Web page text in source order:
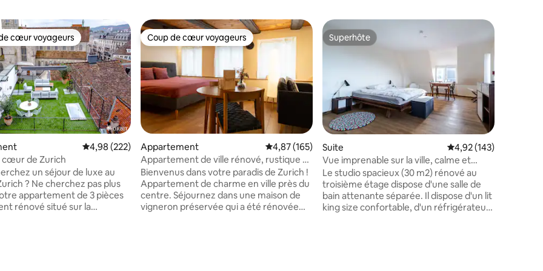
la base de 31 commentaires : 5 sur 5
cœur voyageurs les plus appréciés
cœur voyageurs
Évaluation moyenne sur la base de 222 commentaires : 4,98 sur 5
4,98 (222)
cœur de Zurich
un séjour de luxe au
? Ne cherchez pas plus
appartement de 3 pièces
rénové situé sur la
Coup de cœur voyageurs
Coup de cœur voyageurs
Appartement Évaluation moyenne sur la base de 165 commentaires : 4,87 sur 5
4,87 (165)
Appartement de ville rénové, rustique et
historique
Bienvenus dans votre paradis de Zurich !
Appartement de charme en ville près du
centre. Séjournez dans une maison de
vigneron préservée qui a été rénovée
Superhôte
Superhôte
Suite Évaluation moyenne
4,92 (143)
Vue imprenable sur la ville, calme et
élégant
Le studio spacieux (30 m2) rénové au
troisième étage dispose d'une salle de
bain attenante séparée. Il dispose d'un lit
king size confortable, d'un réfrigérateur,